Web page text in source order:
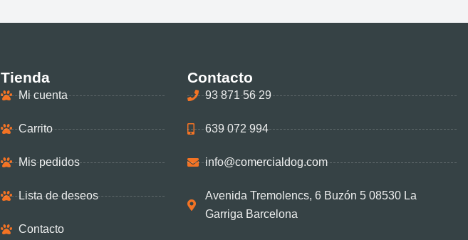
Tienda
Mi cuenta
Carrito
Mis pedidos
Lista de deseos
Contacto
Contacto
93 871 56 29
639 072 994
info@comercialdog.com
Avenida Tremolencs, 6 Buzón 5 08530 La
Garriga Barcelona